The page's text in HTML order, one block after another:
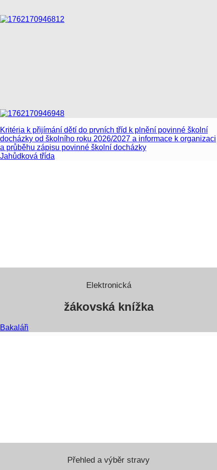
Kritéria k přijímání dětí do prvních tříd k plnění povinné školní
docházky od školního roku 2026/2027 a informace k organizaci
a průběhu zápisu povinné školní docházky
Jahůdková třída
Elektronická
žákovská knížka
Bakaláři
Přehled a výběr stravy